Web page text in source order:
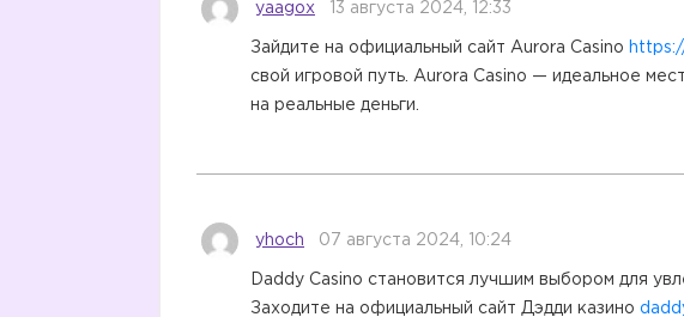
yaagox 13 августа 2024, 12:33
Зайдите на официальный сайт Aurora Casino
свой игровой путь. Aurora Casino — идеальное
на реальные деньги.
yhoch 07 августа 2024, 10:24
Daddy Casino становится лучшим выбором для
Заходите на официальный сайт Дэдди казино